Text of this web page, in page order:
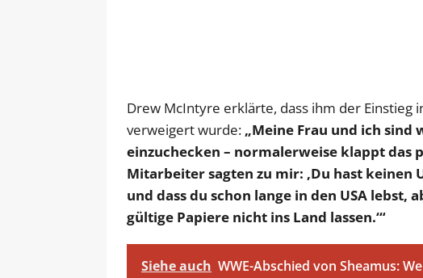
Drew McIntyre erklärte, dass ihm der Einstieg
verweigert wurde: „Meine Frau und ich sind
einzuchecken – normalerweise klappt das
Mitarbeiter sagten zu mir: ‚Du hast keinen
und dass du schon lange in den USA
gültige Papiere nicht ins Land lassen.‘“
Siehe auch WWE-Abschied von Sheamus: